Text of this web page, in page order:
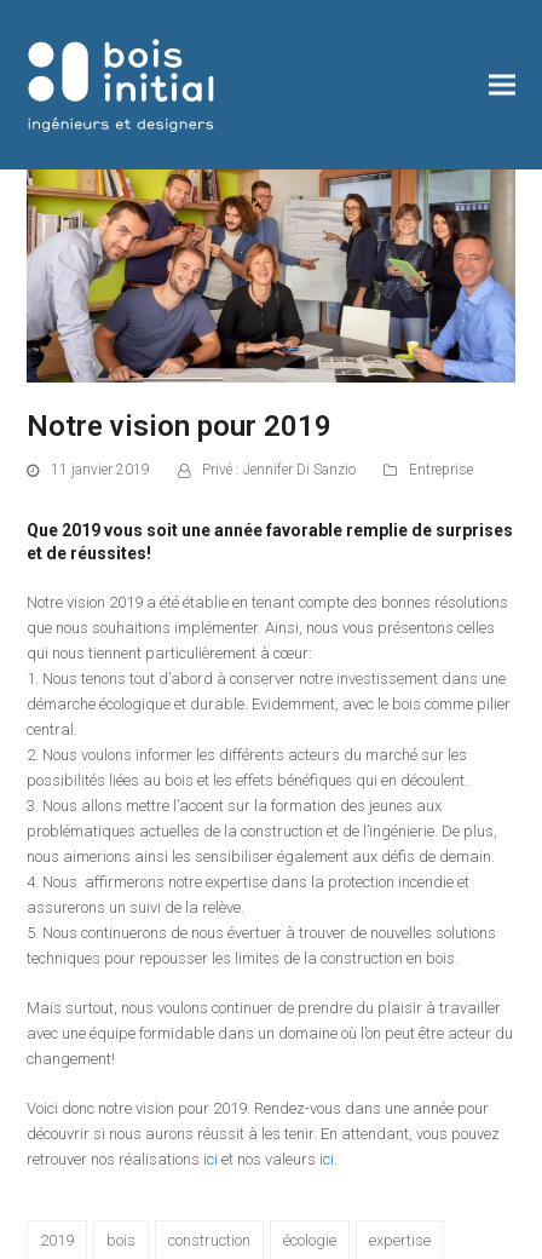
Notre vision pour 2019
11 janvier 2019 Privé : Jennifer Di Sanzio Entreprise
Que 2019 vous soit une année favorable remplie de surprises
et de réussites!
Notre vision 2019 a été établie en tenant compte des bonnes résolutions
que nous souhaitions implémenter. Ainsi, nous vous présentons celles
qui nous tiennent particulièrement à cœur:
1. Nous tenons tout d’abord à conserver notre investissement dans une
démarche écologique et durable. Evidemment, avec le bois comme pilier
central.
2. Nous voulons informer les différents acteurs du marché sur les
possibilités liées au bois et les effets bénéfiques qui en découlent.
3. Nous allons mettre l’accent sur la formation des jeunes aux
problématiques actuelles de la construction et de l’ingénierie. De plus,
nous aimerions ainsi les sensibiliser également aux défis de demain.
4. Nous affirmerons notre expertise dans la protection incendie et
assurerons un suivi de la relève.
5. Nous continuerons de nous évertuer à trouver de nouvelles solutions
techniques pour repousser les limites de la construction en bois.
Mais surtout, nous voulons continuer de prendre du plaisir à travailler
avec une équipe formidable dans un domaine où l’on peut être acteur du
changement!
Voici donc notre vision pour 2019. Rendez-vous dans une année pour
découvrir si nous aurons réussit à les tenir. En attendant, vous pouvez
retrouver nos réalisations ici et nos valeurs ici
2019 bois construction écologie expertise